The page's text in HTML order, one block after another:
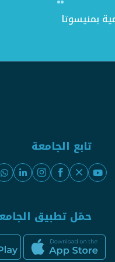
بمنيسوتا
تابع الجامعة
حمّل تطبيق